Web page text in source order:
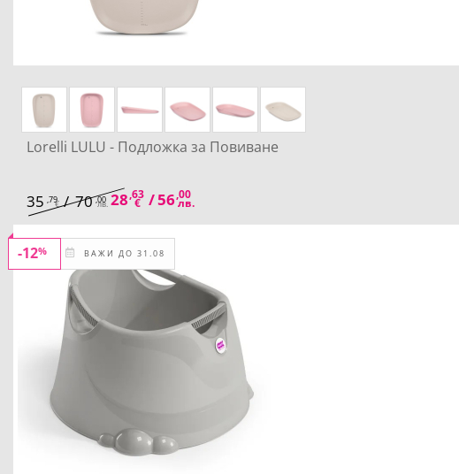
Lorelli LULU - Подложка за Повиване
35 ,79€/70 ,00
лв. 28,63
€ /56,00
лв.
ВАЖИ ДО 31.08
-12%